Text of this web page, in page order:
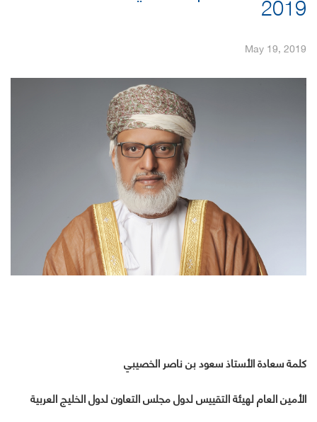
May 19, 2019
كلمة سعادة الأستاذسعود بن ناصر الخصيبي
الأمين العام لهيئة التقييس لدول مجلس التعاون لدول الخليج العربية